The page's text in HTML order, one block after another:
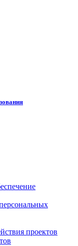
проектов